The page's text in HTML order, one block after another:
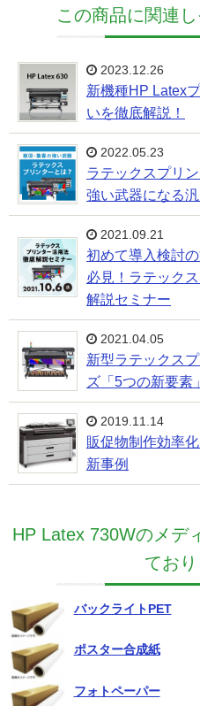
この商品に関連
2023.12.26
新機種HP Latex
いを徹底解説！
2022.05.23
ラテックスプリ
強い武器になる
2021.09.21
初めて導入検討
必見！ラテック
解説セミナー
2021.04.05
新型ラテックス
ズ「5つの新要素
2019.11.14
販促物制作効率
新事例
HP Latex 730Wのメデ
ており
バックライトPET
ポスター合成紙
フォトペーパー